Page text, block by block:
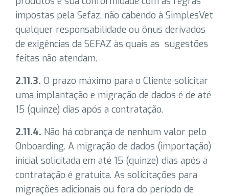
impostas pela Sefaz, não cabendo à SimplesVet
qualquer responsabilidade ou ônus derivados
de exigências da SEFAZ às quais as sugestões
feitas não atendam.
2.11.3. O prazo máximo para o Cliente solicitar
uma implantação e migração de dados é de até
15 (quinze) dias após a contratação.
2.11.4. Não há cobrança de nenhum valor pelo
Onboarding. A migração de dados (importação)
inicial solicitada em até 15 (quinze) dias após a
contratação é gratuita. As solicitações para
migrações adicionais ou fora do período de